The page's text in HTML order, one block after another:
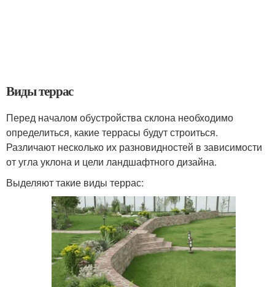
Виды террас
Перед началом обустройства склона необходимо
определиться, какие террасы будут строиться.
Различают несколько их разновидностей в зависимости
от угла уклона и цели ландшафтного дизайна.
Выделяют такие виды террас: